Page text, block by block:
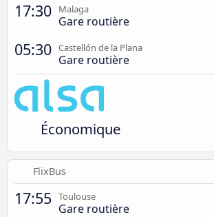
17:30 Malaga
Gare routière
05:30 Castellón de la Plana
Gare routière
Économique
FlixBus
17:55 Toulouse
Gare routière